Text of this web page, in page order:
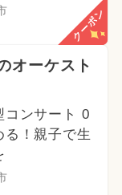
クーポン
オーケスト
コンサート 0
る！親子で生